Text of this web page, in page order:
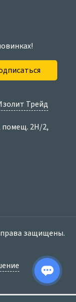
Трейд
помещ. 2Н/2,
защищены.